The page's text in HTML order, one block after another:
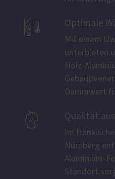
 Optimale
Mit einem
unterbieten
Holz-
Dämmwert
 Qualität
Im
Nürnberg
Aluminium-
Standort